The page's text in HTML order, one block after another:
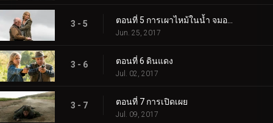
3 - 5
Jun. 25, 2017
3 - 6 ตอนที่ 6 ดินแดง
Jul. 02, 2017
3 - 7 ตอนที่ 7 การเปิดเผย
Jul. 09, 2017